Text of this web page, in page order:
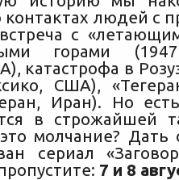
контактах людей с
с
горами
катастрофа в
США),
Иран). Но
в строжайшей
молчание? Дать
сериал
7 и 8